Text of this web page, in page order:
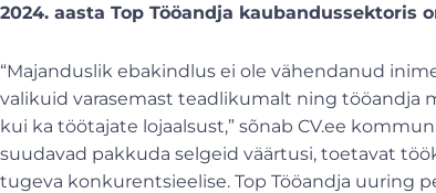
2024. aasta Top Tööandja kaubandussektoris
“Majanduslik ebakindlus ei ole vähendanud
valikuid varasemast teadlikumalt ning tööandja
kui ka töötajate lojaalsust,” sõnab CV.ee
suudavad pakkuda selgeid väärtusi, toetavat
tugeva konkurentsieelise. Top Tööandja uuring